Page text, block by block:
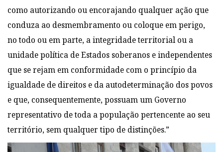
como autorizando ou encorajando qualquer ação que
conduza ao desmembramento ou coloque em perigo,
no todo ou em parte, a integridade territorial ou a
unidade política de Estados soberanos e independentes
que se rejam em conformidade com o princípio da
igualdade de direitos e da autodeterminação dos povos
e que, consequentemente, possuam um Governo
representativo de toda a população pertencente ao seu
território, sem qualquer tipo de distinções.”